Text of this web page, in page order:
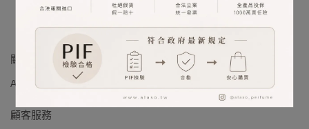
關於我們
ALaSo 品牌理念 ALaSo 會員制度 ALaSo 的品質承諾 (PIF)
顧客服務